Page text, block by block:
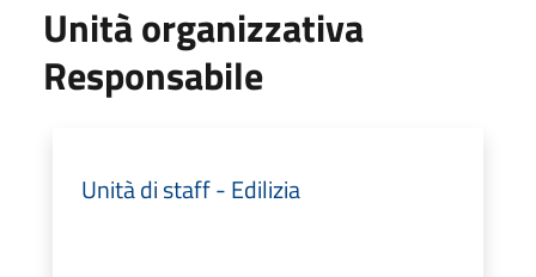
Unità organizzativa
Responsabile
Unità di staff - Edilizia